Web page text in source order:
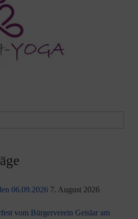
06.09.2026 7. August 2026
vom Bürgerverein Geislar am